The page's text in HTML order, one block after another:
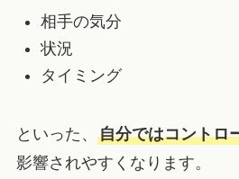
相手の気分
状況
タイミング
といった、 自分ではコントロ
影響されやすくなります。